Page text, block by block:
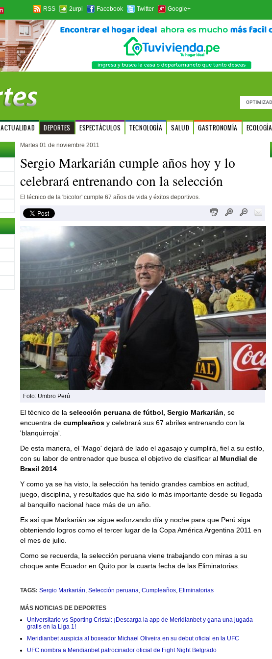
RSS 2urpi Facebook Twitter Google+
ACTUALIDAD DEPORTES ESPECTÁCULOS TECNOLOGÍA SALUD GASTRONOMÍA ECOLOGÍA
Martes 01 de noviembre 2011
Sergio Markarián cumple años hoy y lo
celebrará entrenando con la selección
El técnico de la 'bicolor' cumple 67 años de vida y éxitos deportivos.
Foto: Umbro Perú
El técnico de la selección peruana de fútbol, Sergio Markarián , se
encuentra de cumpleaños y celebrará sus 67 abriles entrenando con la
'blanquirroja'.
De esta manera, el 'Mago' dejará de lado el agasajo y cumplirá, fiel a su estilo,
con su labor de entrenador que busca el objetivo de clasificar al Mundial de
Brasil 2014.
Y como ya se ha visto, la selección ha tenido grandes cambios en actitud,
juego, disciplina, y resultados que ha sido lo más importante desde su llegada
al banquillo nacional hace más de un año.
Es así que Markarián se sigue esforzando día y noche para que Perú siga
obteniendo logros como el tercer lugar de la Copa América Argentina 2011 en
el mes de julio.
Como se recuerda, la selección peruana viene trabajando con miras a su
choque ante Ecuador en Quito por la cuarta fecha de las Eliminatorias.
TAGS: Sergio Markarián, Selección peruana, Cumpleaños, Eliminatorias
MÁS NOTICIAS DE DEPORTES
Universitario vs Sporting Cristal: ¡Descarga la app de Meridianbet y gana una jugada
gratis en la Liga 1!
Meridianbet auspicia al boxeador Michael Oliveira en su debut oficial en la UFC
UFC nombra a Meridianbet patrocinador oficial de Fight Night Belgrado